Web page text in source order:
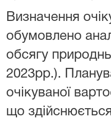
Визначення
обумовлено
обсягу
2023рр.).
очікуваної
що